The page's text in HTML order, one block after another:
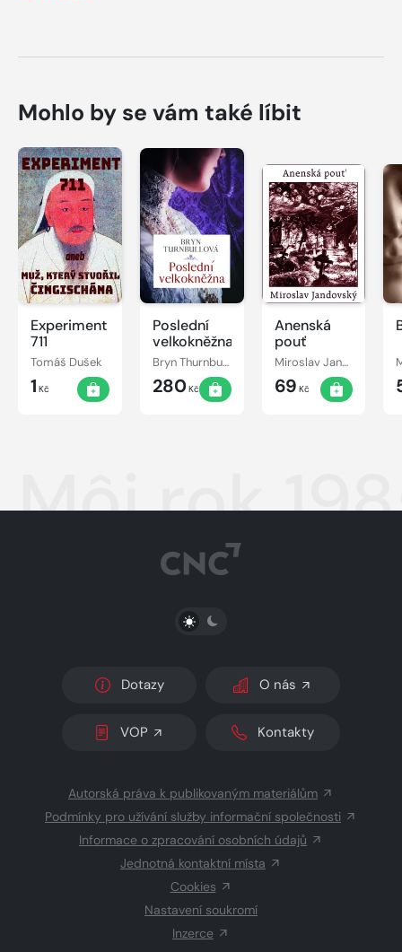
Mohlo by se vám také líbit
Experiment
711
Tomáš Dušek
1 Kč
Poslední
velkokněžna
Bryn Thurnbullová
280Kč
Anenská
pouť
Miroslav Jandovský
69 Kč
Môj rok
PŘEPNOUT SVĚTLÝ/TMAVÝ REŽIM
Dotazy O nás
VOP Kontakty
Autorská práva k publikovaným materiálům
Podmínky pro užívání služby informační společnosti
Informace o zpracování osobních údajů
Jednotná kontaktní místa
Cookies
Nastavení soukromí
Inzerce